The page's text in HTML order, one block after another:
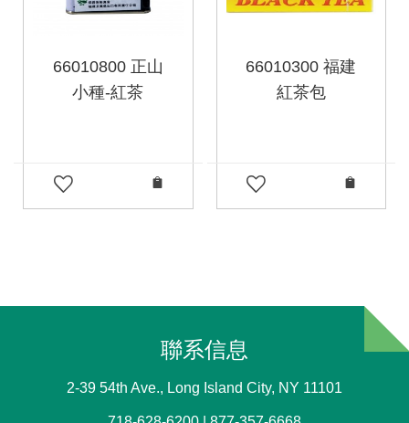
66010800 正山
小種-紅茶
66010300 福建
紅茶包
聯系信息
2-39 54th Ave., Long Island City, NY 11101